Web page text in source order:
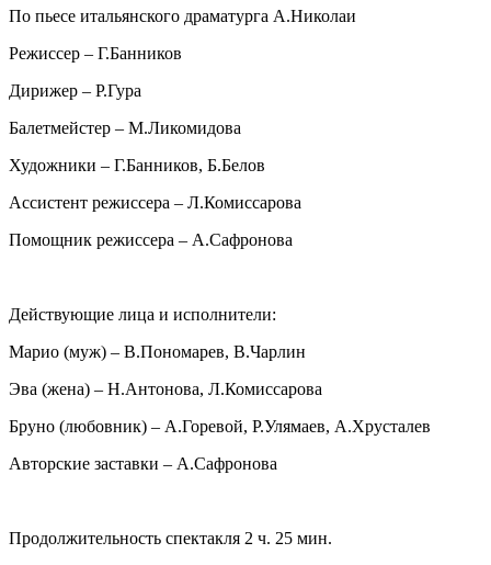
По пьесе итальянского драматурга А.Николаи
Режиссер – Г.Банников
Дирижер – Р.Гура
Балетмейстер – М.Ликомидова
Художники – Г.Банников, Б.Белов
Ассистент режиссера – Л.Комиссарова
Помощник режиссера – А.Сафронова
Действующие лица и исполнители:
Марио (муж) – В.Пономарев, В.Чарлин
Эва (жена) – Н.Антонова, Л.Комиссарова
Бруно (любовник) – А.Горевой, Р.Улямаев, А.Хрусталев
Авторские заставки – А.Сафронова
Продолжительность спектакля 2 ч. 25 мин.